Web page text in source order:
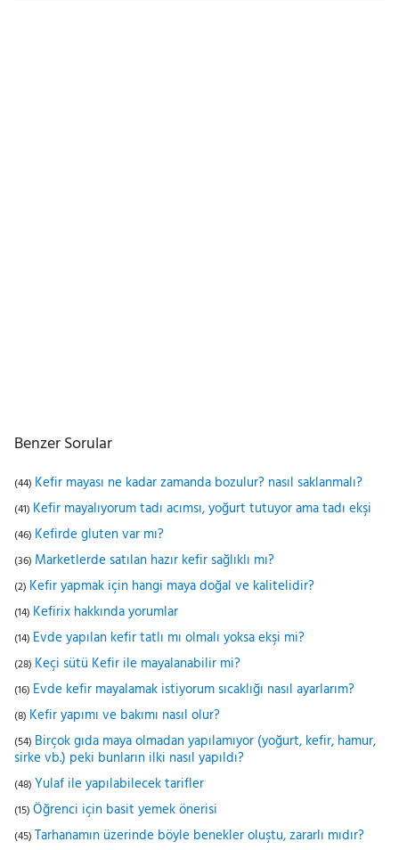
Benzer Sorular
(44) Kefir mayası ne kadar zamanda bozulur? nasıl saklanmalı?
(41) Kefir mayalıyorum tadı acımsı, yoğurt tutuyor ama tadı ekşi
(46) Kefirde gluten var mı?
(36) Marketlerde satılan hazır kefir sağlıklı mı?
(2) Kefir yapmak için hangi maya doğal ve kalitelidir?
(14) Kefirix hakkında yorumlar
(14) Evde yapılan kefir tatlı mı olmalı yoksa ekşi mi?
(28) Keçi sütü Kefir ile mayalanabilir mi?
(16) Evde kefir mayalamak istiyorum sıcaklığı nasıl ayarlarım?
(8) Kefir yapımı ve bakımı nasıl olur?
(54) Birçok gıda maya olmadan yapılamıyor (yoğurt, kefir, hamur,
sirke vb.) peki bunların ilki nasıl yapıldı?
(48) Yulaf ile yapılabilecek tarifler
(15) Öğrenci için basit yemek önerisi
(45) Tarhanamın üzerinde böyle benekler oluştu, zararlı mıdır?